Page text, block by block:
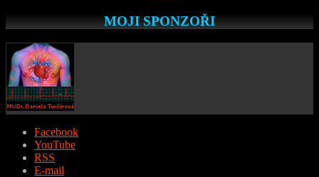
MOJI SPONZOŘI
Facebook
YouTube
RSS
E-mail